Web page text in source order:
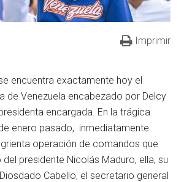
Imprimir
encuentra exactamente hoy el
de Venezuela encabezado por Delcy
encargada. En la trágica
enero pasado, inmediatamente
operación de comandos que
presidente Nicolás Maduro, ella, su
Cabello, el secretario general